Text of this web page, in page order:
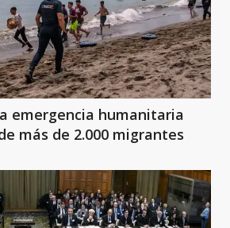
emergencia humanitaria
más de 2.000 migrantes